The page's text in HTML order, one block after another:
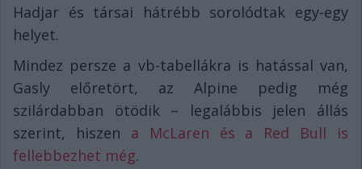
Hadjar és társai hátrébb sorolódtak egy-egy
helyet.
Mindez persze a vb-tabellákra is hatással van,
Gasly előretört, az Alpine pedig még
szilárdabban ötödik – legalábbis jelen állás
szerint, hiszen a McLaren és a Red Bull is
fellebbezhet még.